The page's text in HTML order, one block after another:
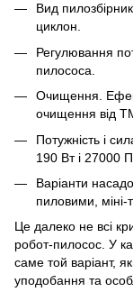
Вид
циклон.
Регулювання
пилососа.
Очищення.
очищення від
Потужність і
190 Вт і 27000
Варіанти
пиловими, міні-
Це далеко не всі
робот-пилосос. У
саме той варіант,
уподобання та